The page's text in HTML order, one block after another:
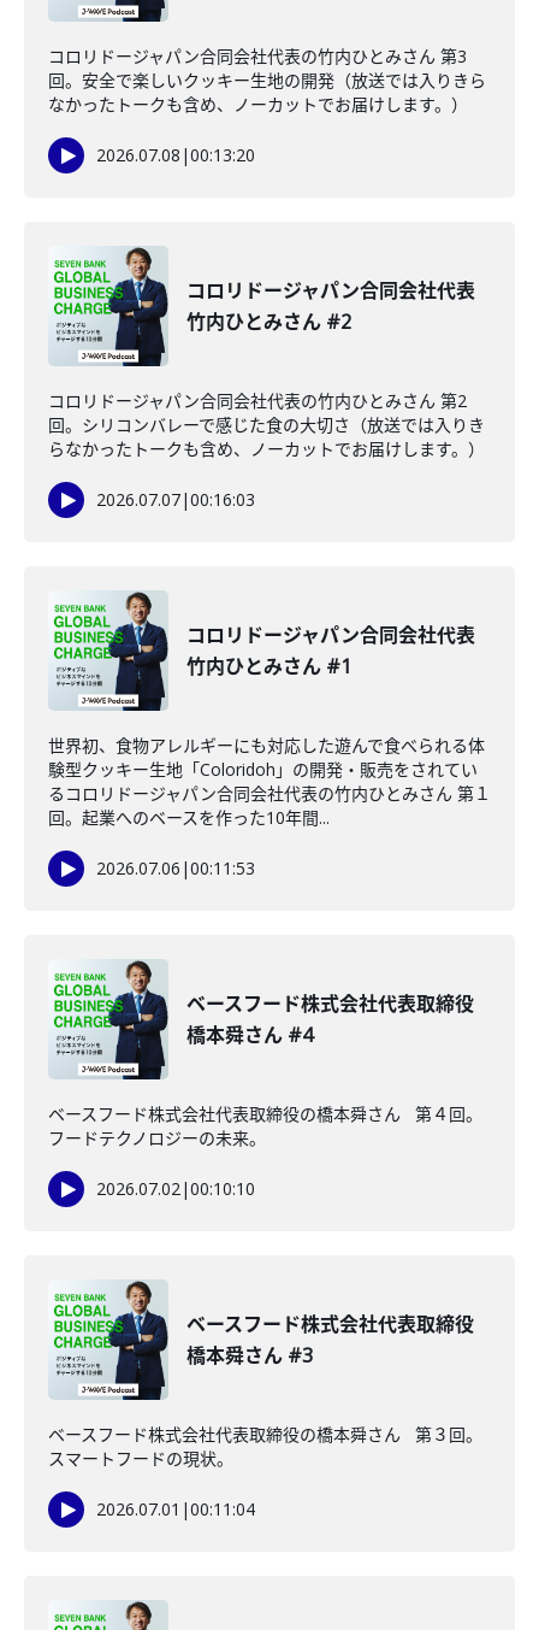
コロリドージャパン合同会社代表の竹内ひとみさん 第3
回。安全で楽しいクッキー生地の開発（放送では入りきら
なかったトークも含め、ノーカットでお届けします。）
2026.07.08 |00:13:20
コロリドージャパン合同会社代表
竹内ひとみさん #2
コロリドージャパン合同会社代表の竹内ひとみさん 第2
回。シリコンバレーで感じた食の大切さ（放送では入りき
らなかったトークも含め、ノーカットでお届けします。）
2026.07.07|00:16:03
コロリドージャパン合同会社代表
竹内ひとみさん #1
世界初、食物アレルギーにも対応した遊んで食べられる体
験型クッキー生地「Coloridoh」の開発・販売をされてい
るコロリドージャパン合同会社代表の竹内ひとみさん 第１
回。起業へのベースを作った10年間...
2026.07.06 |00:11:53
ベースフード株式会社代表取締役
橋本舜さん #4
ベースフード株式会社代表取締役の橋本舜さん 第４回。
フードテクノロジーの未来。
2026.07.02|00:10:10
ベースフード株式会社代表取締役
橋本舜さん #3
ベースフード株式会社代表取締役の橋本舜さん 第３回。
スマートフードの現状。
2026.07.01 |00:11:04